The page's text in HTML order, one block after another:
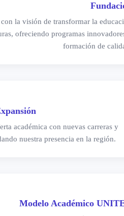
la visión de transformar la
ofreciendo programas
formación de
académica con nuevas carreras y
nuestra presencia en la región.
Modelo Académico